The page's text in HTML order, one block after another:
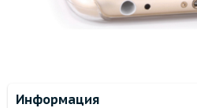
Информация